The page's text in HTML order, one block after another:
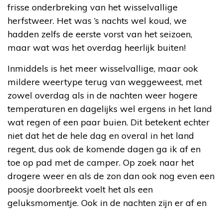
frisse onderbreking van het wisselvallige
herfstweer. Het was ’s nachts wel koud, we
hadden zelfs de eerste vorst van het seizoen,
maar wat was het overdag heerlijk buiten!
Inmiddels is het meer wisselvallige, maar ook
mildere weertype terug van weggeweest, met
zowel overdag als in de nachten weer hogere
temperaturen en dagelijks wel ergens in het land
wat regen of een paar buien. Dit betekent echter
niet dat het de hele dag en overal in het land
regent, dus ook de komende dagen ga ik af en
toe op pad met de camper. Op zoek naar het
drogere weer en als de zon dan ook nog even een
poosje doorbreekt voelt het als een
geluksmomentje. Ook in de nachten zijn er af en